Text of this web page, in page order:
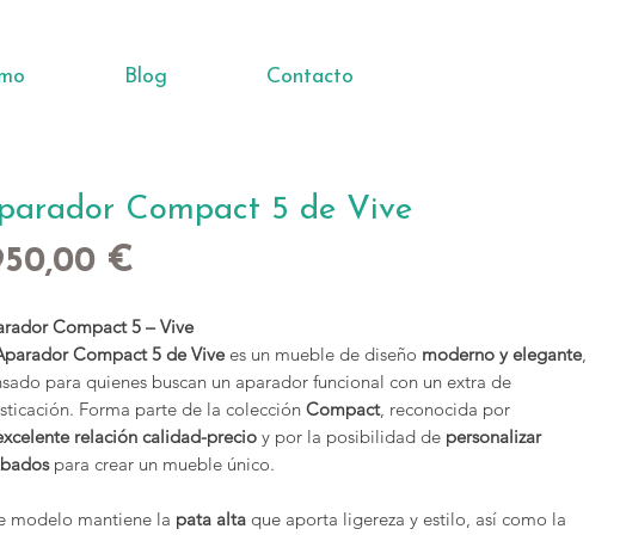
Blog Contacto
Compact 5 de Vive
€
Compact 5 – Vive
Compact 5 de Vivees un mueble de diseño moderno y elegante,
para quienes buscan un aparador funcional con un extra de
Forma parte de la colecciónCompact, reconocida por
relación calidad-precio y por la posibilidad de personalizar
para crear un mueble único.
modelo mantiene la pata alta que aporta ligereza y estilo, así como la